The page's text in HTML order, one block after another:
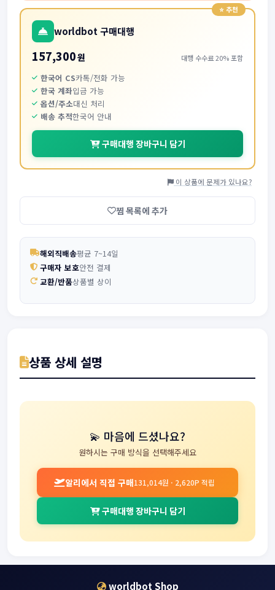
worldbot 구매대행
157,300원 대행 수수료 20% 포함
한국어 CS카톡/전화 가능
한국 계좌입금 가능
옵션/주소대신 처리
배송 추적한국어 안내
구매대행 장바구니 담기
이 상품에 문제가 있나요?
찜 목록에 추가
해외직배송평균 7~14일
구매자 보호안전 결제
교환/반품상품별 상이
상품 상세 설명
💫 마음에 드셨나요?
원하시는 구매 방식을 선택해주세요
알리에서 직접 구매131,014원 · 2,620P 적립
구매대행 장바구니 담기
worldbot Shop